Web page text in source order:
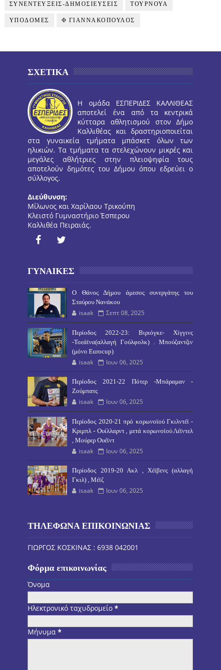
ΣΥΝΕΝΤΕΥΞΕΙΣ-ΔΗΜΟΣΙΕΥΣΕΙΣ ΤΟΥΡΝΟΥΑ
ΥΠΟΔΟΜΕΣ Φ ΓΙΑΝΝΑΚΟΠΟΥΛΟΣ
ΣΧΕΤΙΚΑ
Η ομάδα ΕΣΠΕΡΙΔΕΣ ΚΑΛΛΙΘΕΑΣ
αποτελεί ένα από τα κεντρικά
κύτταρα αθλητισμού στον Δήμο
Καλλιθέας και δραστηριοποιείται
στα γυναικεία τμήματα μπάσκετ όλων των
ηλικιών. Τα τμήματα τα στελεχώνουν μικρές και
μεγάλες αθλήτριες στην πλειοψηφία τους
αποτελούν δημότες του Δήμου όπου εδρεύει ο
σύλλογος.
Διεύθυνση:
Μίλωνος και Χαρίλαου Τρικούπη
Κλειστό Γυμναστήριο Έσπερου
Καλλιθέα Πειραιάς.
ΓΥΝΑΙΚΕΣ
O Θάνος Δήμου άμεσος συνεργάτης του
Σταύρου Νανάκου
isaak Σεπτ 08, 2025
Περίοδος 2022-23: Βιριόγκε- Χίγγινς
-Τοεάϊνα(αλλαγή Γούλφολκ) . Μπούζαντζιν
(μόνο Eurocup)
isaak Ιουν 06, 2025
Περίοδος 2021-22 Πότερ -Μπάραμαν -
Ζούμπατς
isaak Ιουν 06, 2025
Περίοδος 2020-21 πρό κορωνοϊού Γκιλντέϊ -
Κριμπλ - Ουίλλαρντ , μετά κορωνοϊού Λέϊντελ
, Μούρερ Ουέϊντ
isaak Ιουν 06, 2025
Περίοδος 2019-20 Ακλ , Χέϊβενς (αλλαγή
Γκιλ) , Μέϊζ
isaak Ιουν 06, 2025
ΤΗΛΕΦΩΝΑ ΕΠΙΚΟΙΝΩΝΙΑΣ
ΓΙΩΡΓΟΣ ΚΟΣΚΙΝΑΣ : 6938 042001
Φόρμα επικοινωνίας
Όνομα
Ηλεκτρονικό ταχυδρομείο*
Μήνυμα*